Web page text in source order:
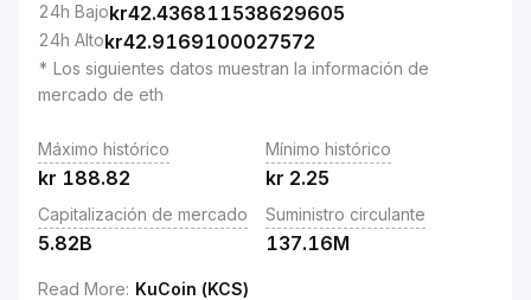
24h Bajokr42.436811538629605
24h Altokr42.9169100027572
* Los siguientes datos muestran la información de
mercado de eth
Máximo histórico
kr 188.82
Mínimo histórico
kr 2.25
Capitalización de mercado
5.82B
Suministro circulante
137.16M
Read More: KuCoin (KCS)